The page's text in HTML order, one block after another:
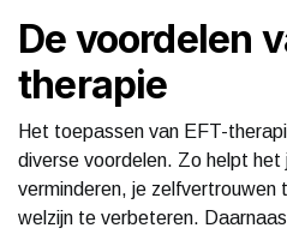
De voordelen
therapie
Het toepassen van EFT-
diverse voordelen. Zo helpt
verminderen, je zelfvertrouwen
welzijn te verbeteren.